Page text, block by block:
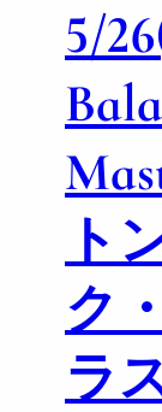
5/
ト
ク
ラ